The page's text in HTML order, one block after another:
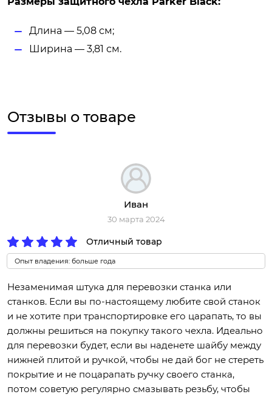
Длина — 5,08 см;
Ширина — 3,81 см.
Отзывы о товаре
Иван
30 марта 2024
Отличный товар
Опыт владения: больше года
Незаменимая штука для перевозки станка или
станков. Если вы по-настоящему любите свой станок
и не хотите при транспортировке его царапать, то вы
должны решиться на покупку такого чехла. Идеально
для перевозки будет, если вы наденете шайбу между
нижней плитой и ручкой, чтобы не дай бог не стереть
покрытие и не поцарапать ручку своего станка,
потом советую регулярно смазывать резьбу, чтобы